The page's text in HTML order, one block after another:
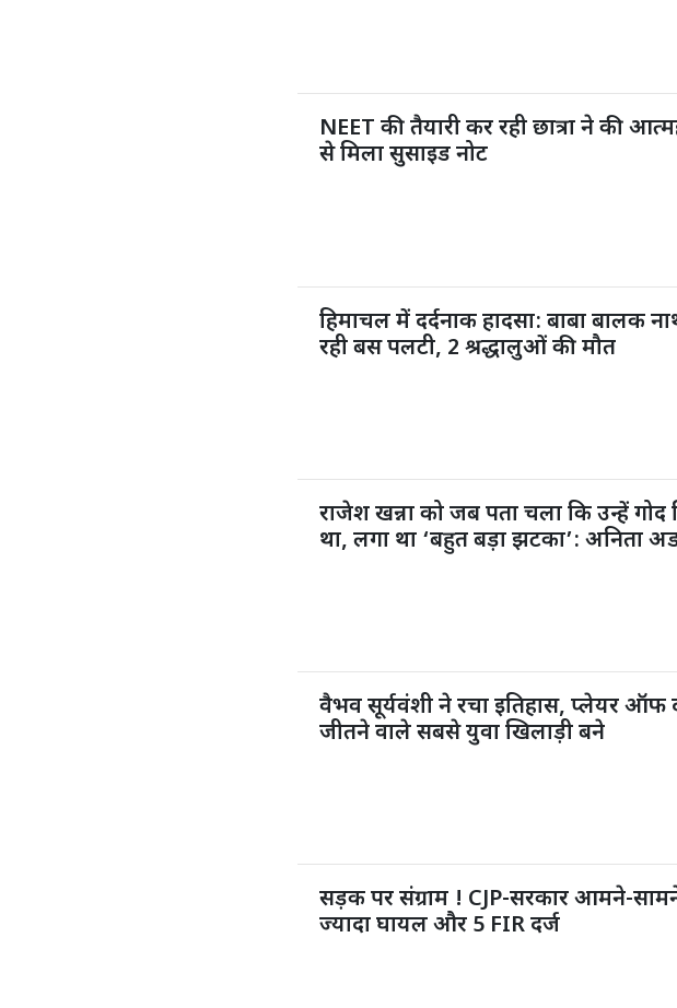
NEET की तैयारी कर रही छात्रा ने की
से मिला सुसाइड नोट
हिमाचल में दर्दनाक हादसा: बाबा बालक
रही बस पलटी, 2 श्रद्धालुओं की मौत
राजेश खन्ना को जब पता चला कि उन्हें गोद
था, लगा था ‘बहुत बड़ा झटका’: अनिता
वैभव सूर्यवंशी ने रचा इतिहास, प्लेयर ऑफ
जीतने वाले सबसे युवा खिलाड़ी बने
सड़क पर संग्राम ! CJP-सरकार आमने-
ज्यादा घायल और 5 FIR दर्ज